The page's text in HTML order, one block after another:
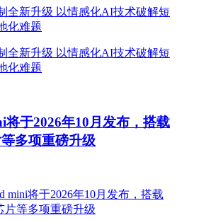
将于2026年10月发布，搭载
多项重磅升级